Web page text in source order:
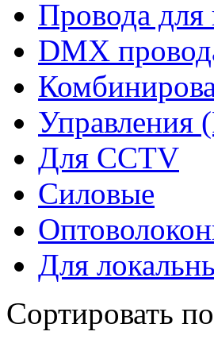
Провода для
DMX
Управления
Для CCTV
Силовые
Для
Сортировать